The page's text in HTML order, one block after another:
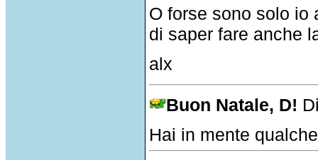
O forse sono solo io
di saper fare anche
alx
Buon Natale, D!
Hai in mente